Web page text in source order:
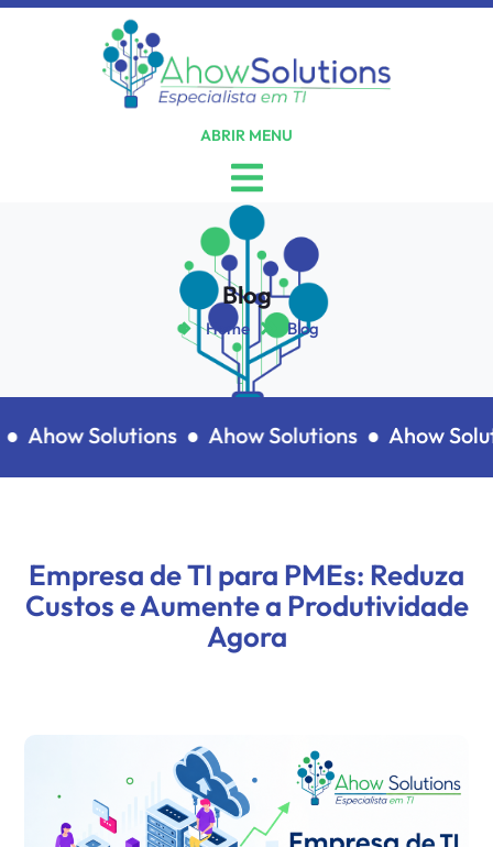
ABRIR MENU
Blog
Home Blog
Ahow Solutions ●Ahow Solutions ●Ahow
Empresa de TI para PMEs: Reduza
Custos e Aumente a Produtividade
Agora